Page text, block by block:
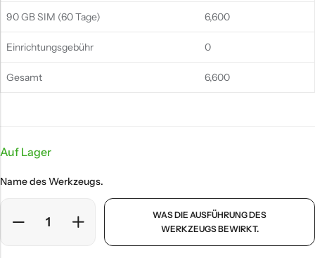
90 GB SIM (60 Tage) 6,600
Einrichtungsgebühr 0
Gesamt 6,600
Auf Lager
Name des Werkzeugs.
WAS DIE AUSFÜHRUNG DES
WERKZEUGS BEWIRKT.